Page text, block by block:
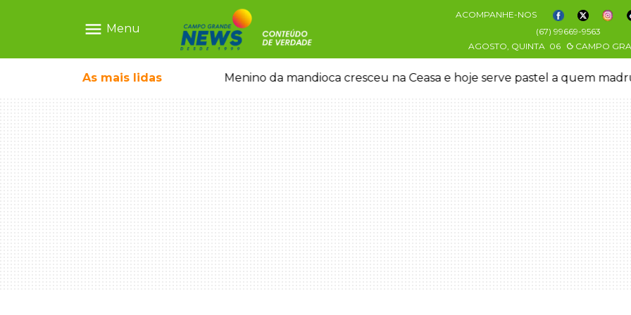
menu Menu
ACOMPANHE-NOS
(67) 99669-9563
AGOSTO, QUINTA 06 CAMPO
As mais lidas
formação de ciclone bomba Menino da mandioca cresceu na Ceasa e hoje serve pastel a quem